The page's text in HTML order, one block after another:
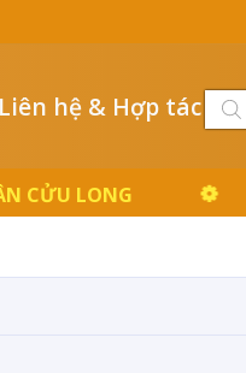
Liên hệ & Hợp tác